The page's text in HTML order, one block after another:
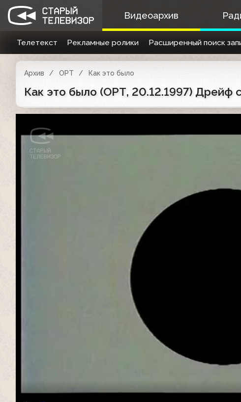
Видеоархив
Телетекст Рекламные ролики Расширенный поиск
Архив ОРТ Как это было
Как это было (ОРТ, 20.12.1997) Дрейф